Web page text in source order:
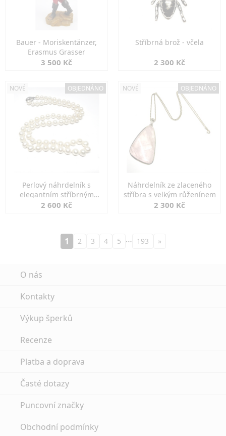
Bauer - Moriskentänzer,
Erasmus Grasser
3 500 Kč
Stříbrná brož - včela
2 300 Kč
NOVÉ OBJEDNÁNO
Perlový náhrdelník s
elegantním stříbrným
zapínáním
2 600 Kč
NOVÉ OBJEDNÁNO
Náhrdelník ze zlaceného
stříbra s velkým růženínem
2 300 Kč
1 2 3 4 5 … 193 »
O nás
Kontakty
Výkup šperků
Recenze
Platba a doprava
Časté dotazy
Puncovní značky
Obchodní podmínky